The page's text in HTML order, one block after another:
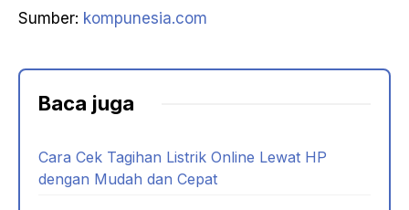
Sumber: kompunesia.com
Baca juga
Cara Cek Tagihan Listrik Online Lewat HP
dengan Mudah dan Cepat